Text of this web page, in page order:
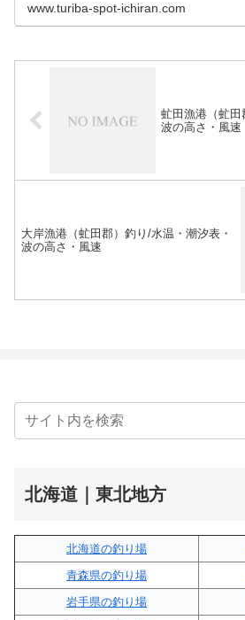
www.turiba-spot-ichiran.com
虻田漁港（虻田
波の高さ・風速
大岸漁港（虻田郡）釣り/水温・潮汐表・
波の高さ・風速
北海道｜東北地方
北海道の釣り場
青森県の釣り場
岩手県の釣り場